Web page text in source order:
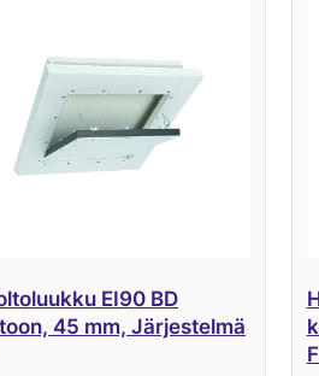
EI90 BD
45 mm, Järjestelmä